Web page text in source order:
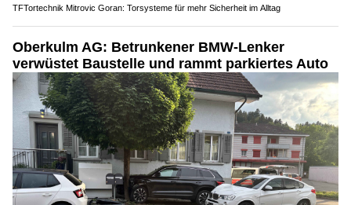
TFTortechnik Mitrovic Goran: Torsysteme für mehr Sicherheit im Alltag
Oberkulm AG: Betrunkener BMW-Lenker
verwüstet Baustelle und rammt parkiertes Auto